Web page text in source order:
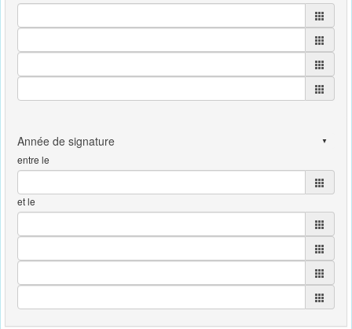
entre le
et le